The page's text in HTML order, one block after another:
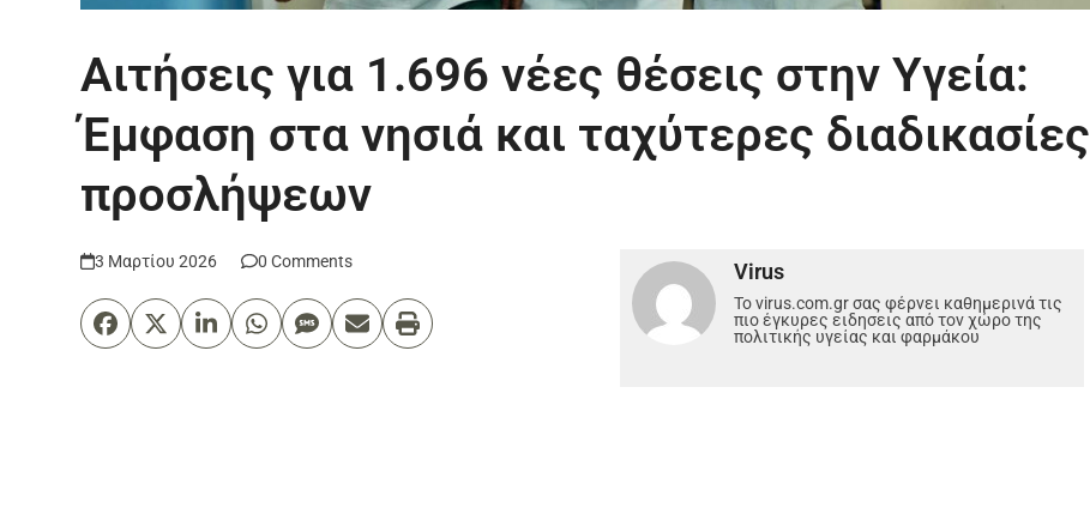
Αιτήσεις για 1.696 νέες θέσεις στην Υγεία:
Έμφαση στα νησιά και ταχύτερες διαδικασίες
προσλήψεων
3 Μαρτίου 2026 0 Comments Virus
Το virus.com.gr σας φέρνει καθημερινά τις
πιο έγκυρες ειδησεις από τον χώρο της
πολιτικής υγείας και φαρμάκου